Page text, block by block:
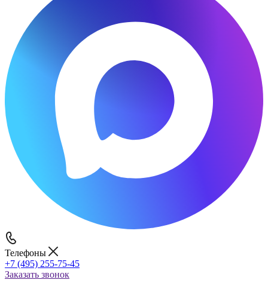
Телефоны
+7 (495) 255-75-45
Заказать звонок